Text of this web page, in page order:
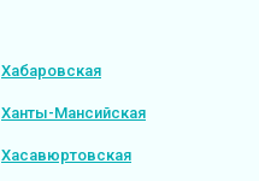
Хабаровская
Ханты-Мансийская
Хасавюртовская